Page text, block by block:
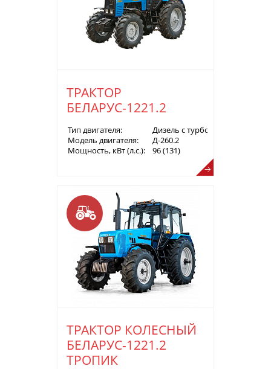
ТРАКТОР
БЕЛАРУС-1221.2
Тип двигателя:
Дизель с турбонаддувом
Модель двигателя:
Д-260.2
Мощность, кВт (л.с.):
96 (131)
ТРАКТОР КОЛЕСНЫЙ
БЕЛАРУС-1221.2
ТРОПИК